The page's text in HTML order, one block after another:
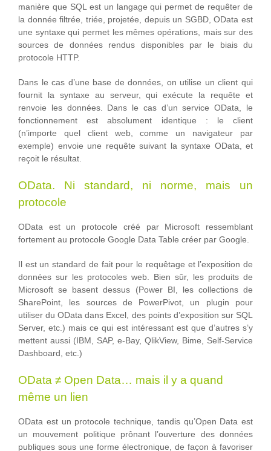
manière que SQL est un langage qui permet de requêter de
la donnée filtrée, triée, projetée, depuis un SGBD, OData est
une syntaxe qui permet les mêmes opérations, mais sur des
sources de données rendus disponibles par le biais du
protocole HTTP.
Dans le cas d’une base de données, on utilise un client qui
fournit la syntaxe au serveur, qui exécute la requête et
renvoie les données. Dans le cas d’un service OData, le
fonctionnement est absolument identique : le client
(n’importe quel client web, comme un navigateur par
exemple) envoie une requête suivant la syntaxe OData, et
reçoit le résultat.
OData. Ni standard, ni norme, mais un
protocole
OData est un protocole créé par Microsoft ressemblant
fortement au protocole Google Data Table créer par Google.
Il est un standard de fait pour le requêtage et l’exposition de
données sur les protocoles web. Bien sûr, les produits de
Microsoft se basent dessus (Power BI, les collections de
SharePoint, les sources de PowerPivot, un plugin pour
utiliser du OData dans Excel, des points d’exposition sur SQL
Server, etc.) mais ce qui est intéressant est que d’autres s’y
mettent aussi (IBM, SAP, e-Bay, QlikView, Bime, Self-Service
Dashboard, etc.)
OData ≠ Open Data… mais il y a quand
même un lien
OData est un protocole technique, tandis qu’Open Data est
un mouvement politique prônant l’ouverture des données
publiques sous une forme électronique, de façon à favoriser